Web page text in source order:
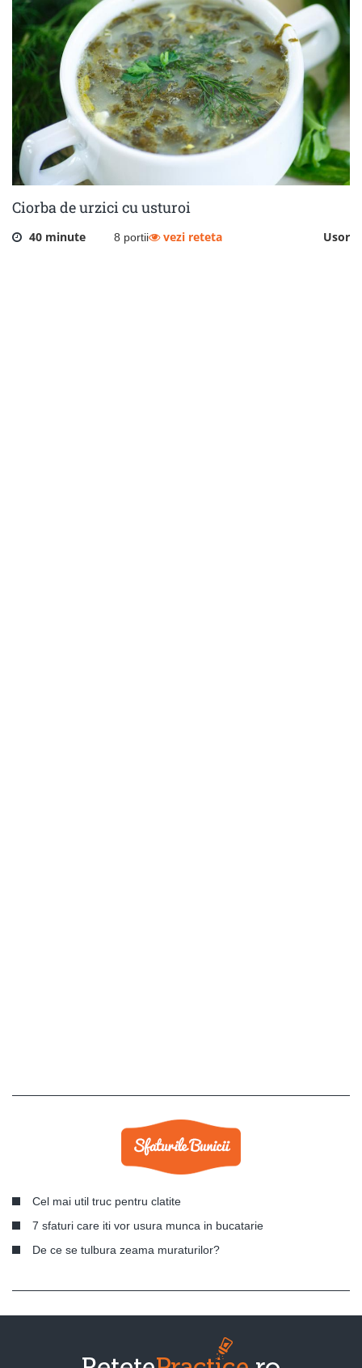
Ciorba de urzici cu usturoi
40 minute 8 portii Usor
vezi reteta
Cel mai util truc pentru clatite
7 sfaturi care iti vor usura munca in bucatarie
De ce se tulbura zeama muraturilor?